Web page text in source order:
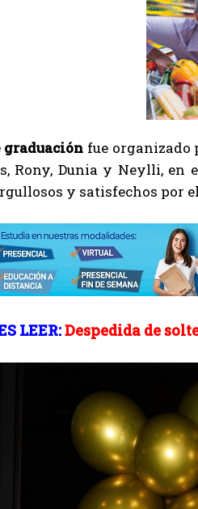
graduación fue organizado
Rony, Dunia y Neylli, en
y satisfechos por
LEER:Despedida de